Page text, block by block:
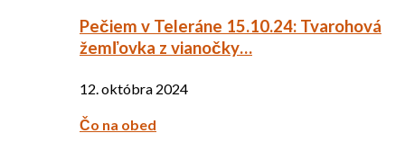
Pečiem v Teleráne 15.10.24: Tvarohová
žemľovka z vianočky…
12. októbra 2024
Čo na obed